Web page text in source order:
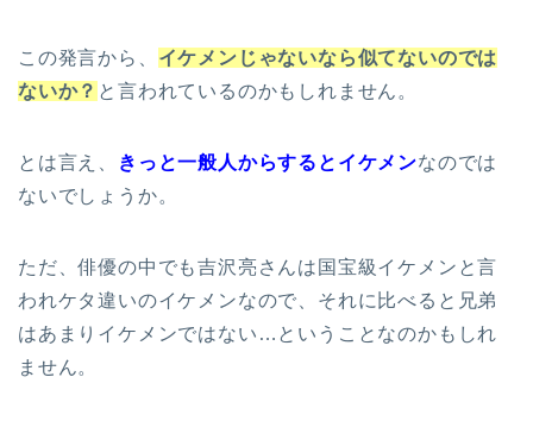
この発言から、 イケメンじゃないなら似てないのでは
ないか？ と言われているのかもしれません。
とは言え、 きっと一般人からするとイケメンなのでは
ないでしょうか。
ただ、俳優の中でも吉沢亮さんは国宝級イケメンと言
われケタ違いのイケメンなので、それに比べると兄弟
はあまりイケメンではない…ということなのかもしれ
ません。